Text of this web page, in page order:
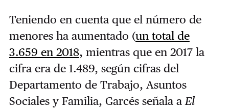
Teniendo en cuenta que el número de
menores ha aumentado (un total de
3.659 en 2018, mientras que en 2017 la
cifra era de 1.489, según cifras del
Departamento de Trabajo, Asuntos
Sociales y Familia, Garcés señala a El